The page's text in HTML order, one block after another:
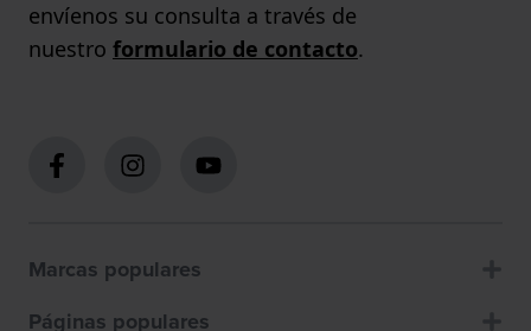
envíenos su consulta a través de
nuestro formulario de contacto.
Marcas populares
Páginas populares